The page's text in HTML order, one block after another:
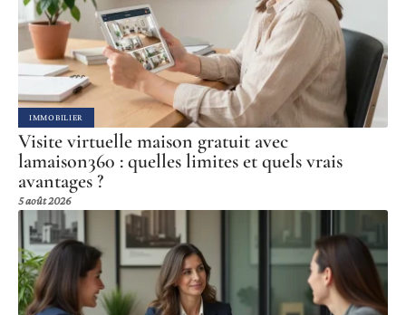
IMMOBILIER
Visite virtuelle maison gratuit avec
lamaison360 : quelles limites et quels vrais
avantages ?
5 août 2026